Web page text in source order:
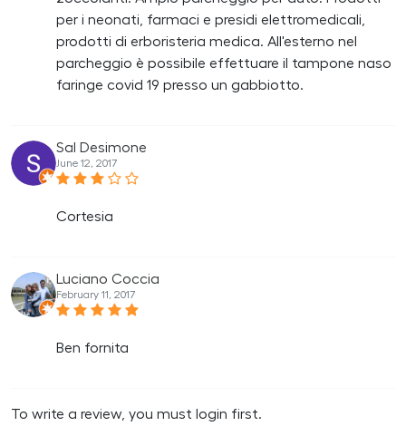
per i neonati, farmaci e presidi elettromedicali,
prodotti di erboristeria medica. All'esterno nel
parcheggio è possibile effettuare il tampone naso
faringe covid 19 presso un gabbiotto.
Sal Desimone
June 12, 2017
Cortesia
Luciano Coccia
February 11, 2017
Ben fornita
To write a review, you must login first.